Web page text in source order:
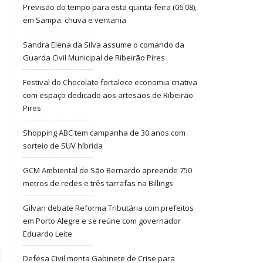
Previsão do tempo para esta quinta-feira (06.08),
em Sampa: chuva e ventania
Sandra Elena da Silva assume o comando da
Guarda Civil Municipal de Ribeirão Pires
Festival do Chocolate fortalece economia criativa
com espaço dedicado aos artesãos de Ribeirão
Pires
Shopping ABC tem campanha de 30 anos com
sorteio de SUV híbrida
GCM Ambiental de São Bernardo apreende 750
metros de redes e três tarrafas na Billings
Gilvan debate Reforma Tributária com prefeitos
em Porto Alegre e se reúne com governador
Eduardo Leite
Defesa Civil monta Gabinete de Crise para